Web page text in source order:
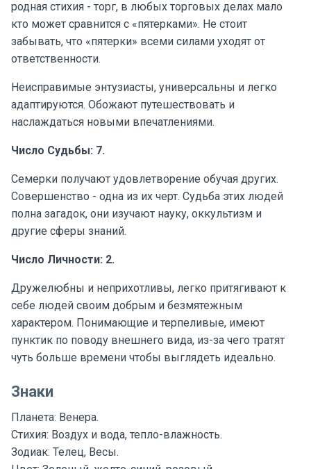
родная стихия - торг, в любых торговых делах мало
кто может сравнится с «пятерками». Не стоит
забывать, что «пятерки» всеми силами уходят от
ответственности.
Неисправимые энтузиасты, универсальны и легко
адаптируются. Обожают путешествовать и
наслаждаться новыми впечатлениями.
Число Судьбы: 7.
Семерки получают удовлетворение обучая других.
Совершенство - одна из их черт. Судьба этих людей
полна загадок, они изучают науку, оккультизм и
другие сферы знаний.
Число Личности: 2.
Дружелюбны и неприхотливы, легко притягивают к
себе людей своим добрым и безмятежным
характером. Понимающие и терпеливые, имеют
пунктик по поводу внешнего вида, из-за чего тратят
чуть больше времени чтобы выглядеть идеально.
Знаки
Планета: Венера.
Стихия: Воздух и вода, тепло-влажность.
Зодиак: Телец, Весы.